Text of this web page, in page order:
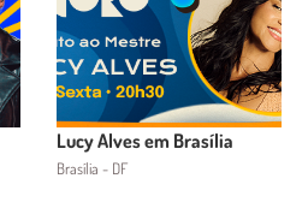
Lucy Alves em Brasília
Brasília - DF